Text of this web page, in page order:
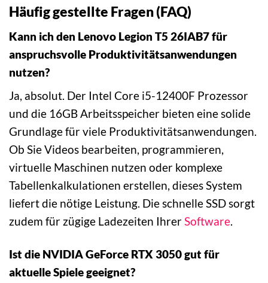
Häufig gestellte Fragen (FAQ)
Kann ich den Lenovo Legion T5 26IAB7 für
anspruchsvolle Produktivitätsanwendungen
nutzen?
Ja, absolut. Der Intel Core i5-12400F Prozessor
und die 16GB Arbeitsspeicher bieten eine solide
Grundlage für viele Produktivitätsanwendungen.
Ob Sie Videos bearbeiten, programmieren,
virtuelle Maschinen nutzen oder komplexe
Tabellenkalkulationen erstellen, dieses System
liefert die nötige Leistung. Die schnelle SSD sorgt
zudem für zügige Ladezeiten IhrerSoftware.
Ist die NVIDIA GeForce RTX 3050 gut für
aktuelle Spiele geeignet?